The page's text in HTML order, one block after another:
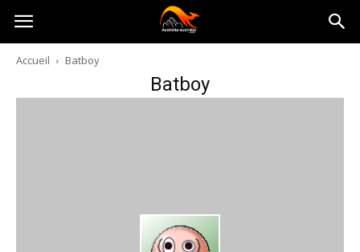
Australia-
australie.com
Accueil Batboy
Batboy